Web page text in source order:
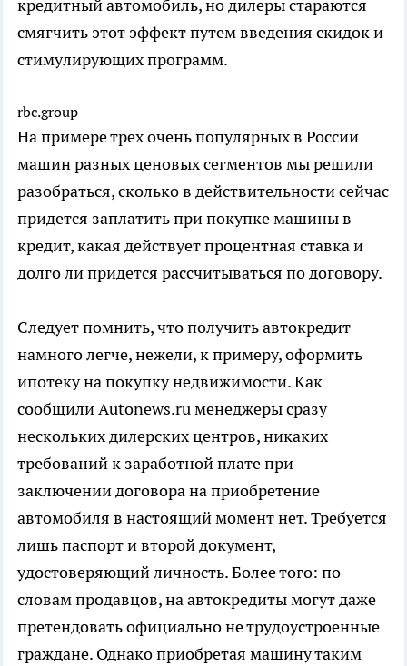
кредитный автомобиль, но дилеры стараются
смягчить этот эффект путем введения скидок и
стимулирующих программ.
rbc.group
На примере трех очень популярных в России
машин разных ценовых сегментов мы решили
разобраться, сколько в действительности сейчас
придется заплатить при покупке машины в
кредит, какая действует процентная ставка и
долго ли придется рассчитываться по договору.
Следует помнить, что получить автокредит
намного легче, нежели, к примеру, оформить
ипотеку на покупку недвижимости. Как
сообщили Autonews.ru менеджеры сразу
нескольких дилерских центров, никаких
требований к заработной плате при
заключении договора на приобретение
автомобиля в настоящий момент нет. Требуется
лишь паспорт и второй документ,
удостоверяющий личность. Более того: по
словам продавцов, на автокредиты могут даже
претендовать официально не трудоустроенные
граждане. Однако приобретая машину таким